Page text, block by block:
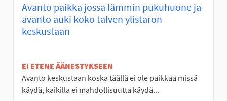
Avanto paikka jossa lämmin pukuhuone ja
avanto auki koko talven ylistaron
keskustaan
EI ETENE ÄÄNESTYKSEEN
Avanto keskustaan koska täällä ei ole paikkaa missä
käydä, kaikilla ei mahdollisuutta käydä...